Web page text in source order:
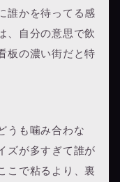
誰かを待ってる感
、自分の意思で飲
板の濃い街だと特
うも噛み合わな
ズが多すぎて誰が
こで粘るより、裏